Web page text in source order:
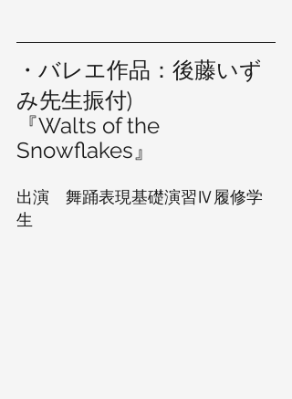
・バレエ作品：後藤いず
み先生振付)
『Walts of the
Snowflakes』
出演　舞踊表現基礎演習Ⅳ履修学
生